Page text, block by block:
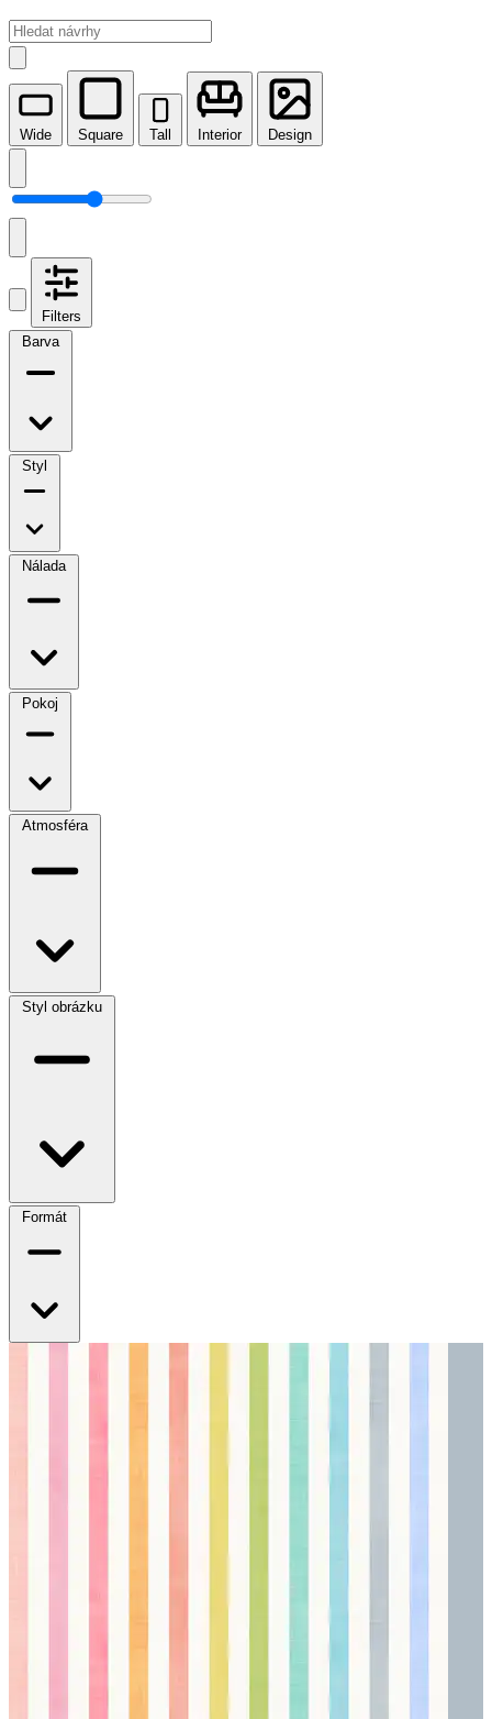
Wide Square Tall Interior Design
Filters
Barva
Styl
Nálada
Pokoj
Atmosféra
Styl obrázku
Formát